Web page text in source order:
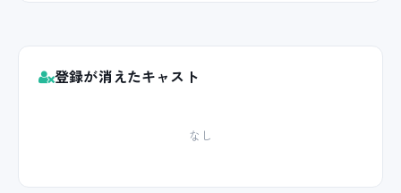
登録が消えたキャスト
なし